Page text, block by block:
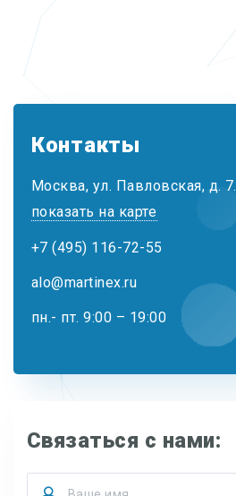
Контакты
Москва, ул. Павловская, д. 7.
показать на карте
+7 (495) 116-72-55
alo@martinex.ru
пн.- пт. 9:00 – 19:00
Связаться с нами: